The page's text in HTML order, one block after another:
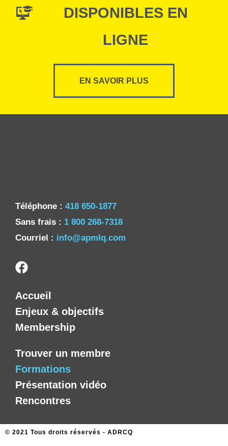
DISPONIBLES EN
LIGNE
EN SAVOIR PLUS
Téléphone : 418 650-1877
Sans frais : 1 800 268-7318
Courriel : info@apmlq.com
Accueil
Enjeux & objectifs
Membership
Trouver un membre
Formations
Présentation vidéo
Rencontres
© 2021 Tous droits réservés - ADRCQ